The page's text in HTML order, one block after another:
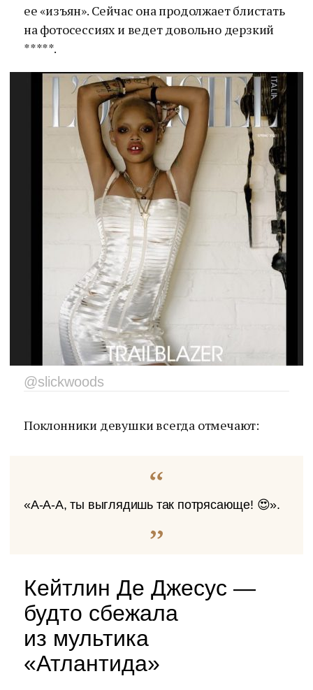
ее «изъян». Сейчас она продолжает блистать
на фотосессиях и ведет довольно дерзкий
*****.
@slickwoods
Поклонники девушки всегда отмечают:
«А-А-А, ты выглядишь так потрясающе! 😍».
Кейтлин Де Джесус —
будто сбежала
из мультика
«Атлантида»